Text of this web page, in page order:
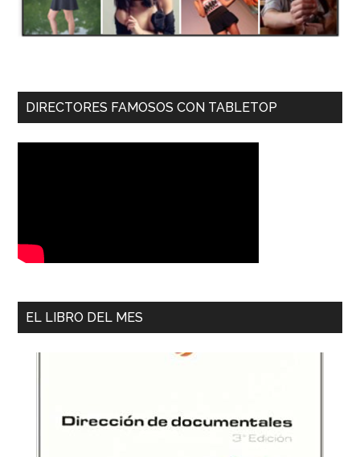
DIRECTORES FAMOSOS CON TABLETOP
EL LIBRO DEL MES